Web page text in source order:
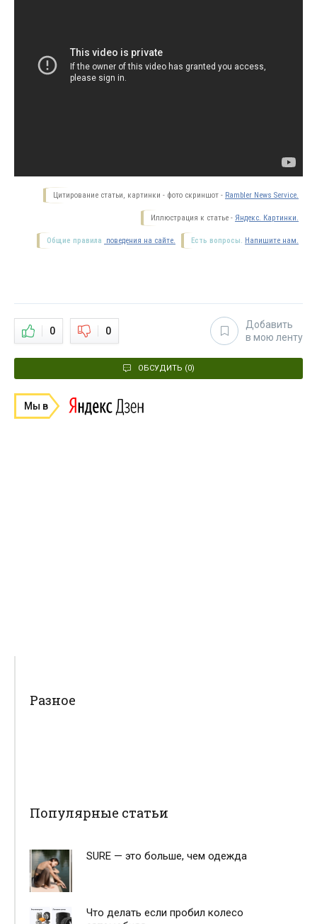
Цитирование статьи, картинки - фото скриншот - Rambler News Service.
Иллюстрация к статье - Яндекс. Картинки.
Есть вопросы. Напишите нам.
Общие правила поведения на сайте.
0 0
Добавить
в мою ленту
ОБСУДИТЬ (0)
Мы в
Разное
Популярные статьи
SURE — это больше, чем одежда
Что делать если пробил колесо